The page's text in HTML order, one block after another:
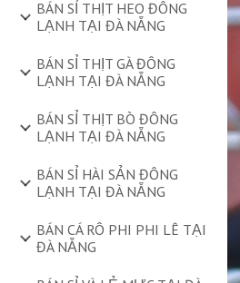
BÁN SỈ THỊT HEO ĐÔNG
LẠNH TẠI ĐÀ NẴNG
BÁN SỈ THỊT GÀ ĐÔNG
LẠNH TẠI ĐÀ NẴNG
BÁN SỈ THỊT BÒ ĐÔNG
LẠNH TẠI ĐÀ NẴNG
BÁN SỈ HÀI SẢN ĐÔNG
LẠNH TẠI ĐÀ NẴNG
BÁN CÁ RÔ PHI PHI LÊ TẠI
ĐÀ NẴNG